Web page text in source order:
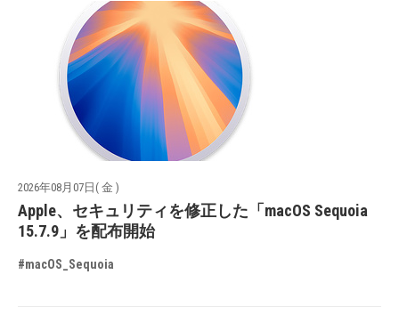
2026年08月07日( 金 )
Apple、セキュリティを修正した「macOS Sequoia
15.7.9」を配布開始
#macOS_Sequoia